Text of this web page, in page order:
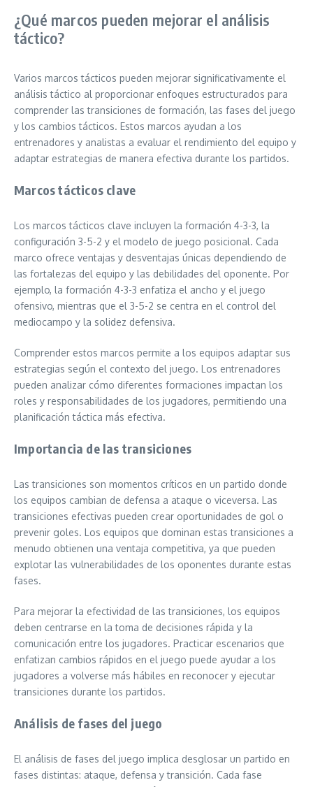
¿Qué marcos pueden mejorar el análisis
táctico?
Varios marcos tácticos pueden mejorar significativamente el
análisis táctico al proporcionar enfoques estructurados para
comprender las transiciones de formación, las fases del juego
y los cambios tácticos. Estos marcos ayudan a los
entrenadores y analistas a evaluar el rendimiento del equipo y
adaptar estrategias de manera efectiva durante los partidos.
Marcos tácticos clave
Los marcos tácticos clave incluyen la formación 4-3-3, la
configuración 3-5-2 y el modelo de juego posicional. Cada
marco ofrece ventajas y desventajas únicas dependiendo de
las fortalezas del equipo y las debilidades del oponente. Por
ejemplo, la formación 4-3-3 enfatiza el ancho y el juego
ofensivo, mientras que el 3-5-2 se centra en el control del
mediocampo y la solidez defensiva.
Comprender estos marcos permite a los equipos adaptar sus
estrategias según el contexto del juego. Los entrenadores
pueden analizar cómo diferentes formaciones impactan los
roles y responsabilidades de los jugadores, permitiendo una
planificación táctica más efectiva.
Importancia de las transiciones
Las transiciones son momentos críticos en un partido donde
los equipos cambian de defensa a ataque o viceversa. Las
transiciones efectivas pueden crear oportunidades de gol o
prevenir goles. Los equipos que dominan estas transiciones a
menudo obtienen una ventaja competitiva, ya que pueden
explotar las vulnerabilidades de los oponentes durante estas
fases.
Para mejorar la efectividad de las transiciones, los equipos
deben centrarse en la toma de decisiones rápida y la
comunicación entre los jugadores. Practicar escenarios que
enfatizan cambios rápidos en el juego puede ayudar a los
jugadores a volverse más hábiles en reconocer y ejecutar
transiciones durante los partidos.
Análisis de fases del juego
El análisis de fases del juego implica desglosar un partido en
fases distintas: ataque, defensa y transición. Cada fase